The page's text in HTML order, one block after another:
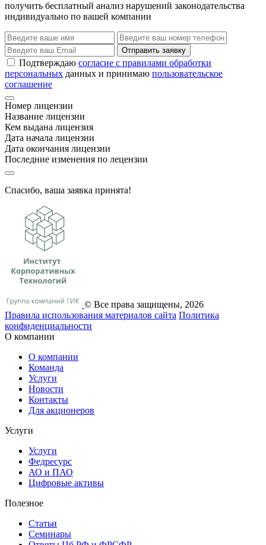
получить бесплатный анализ нарушений законодательства
индивидуально по вашей компании
Отправить заявку
Подтверждаю согласие с правилами обработки
персональных данных и принимаю пользовательское
соглашение
Номер лицензии
Название лицензии
Кем выдана лицензия
Дата начала лицензии
Дата окончания лицензии
Последние изменения по лецензии
Спасибо, ваша заявка принята!
© Все права защищены, 2026
Правила использования материалов сайта Политика
конфиденциальности
О компании
О компании
Команда
Услуги
Новости
Контакты
Для акционеров
Услуги
Услуги
Федресурс
АО и ПАО
Цифровые активы
Полезное
Статьи
Cеминары